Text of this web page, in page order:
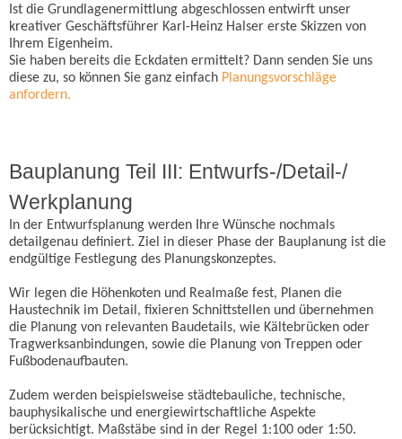
Ist die Grundlagenermittlung abgeschlossen entwirft unser
kreativer Geschäftsführer Karl-Heinz Halser erste Skizzen von
Ihrem Eigenheim.
Sie haben bereits die Eckdaten ermittelt? Dann senden Sie uns
diese zu, so können Sie ganz einfach Planungsvorschläge
anfordern.
Bauplanung Teil III: Entwurfs-/Detail-/
Werkplanung
In der Entwurfsplanung werden Ihre Wünsche nochmals
detailgenau definiert. Ziel in dieser Phase der Bauplanung ist die
endgültige Festlegung des Planungskonzeptes.
Wir legen die Höhenkoten und Realmaße fest, Planen die
Haustechnik im Detail, fixieren Schnittstellen und übernehmen
die Planung von relevanten Baudetails, wie Kältebrücken oder
Tragwerksanbindungen, sowie die Planung von Treppen oder
Fußbodenaufbauten.
Zudem werden beispielsweise städtebauliche, technische,
bauphysikalische und energiewirtschaftliche Aspekte
berücksichtigt. Maßstäbe sind in der Regel 1:100 oder 1:50.